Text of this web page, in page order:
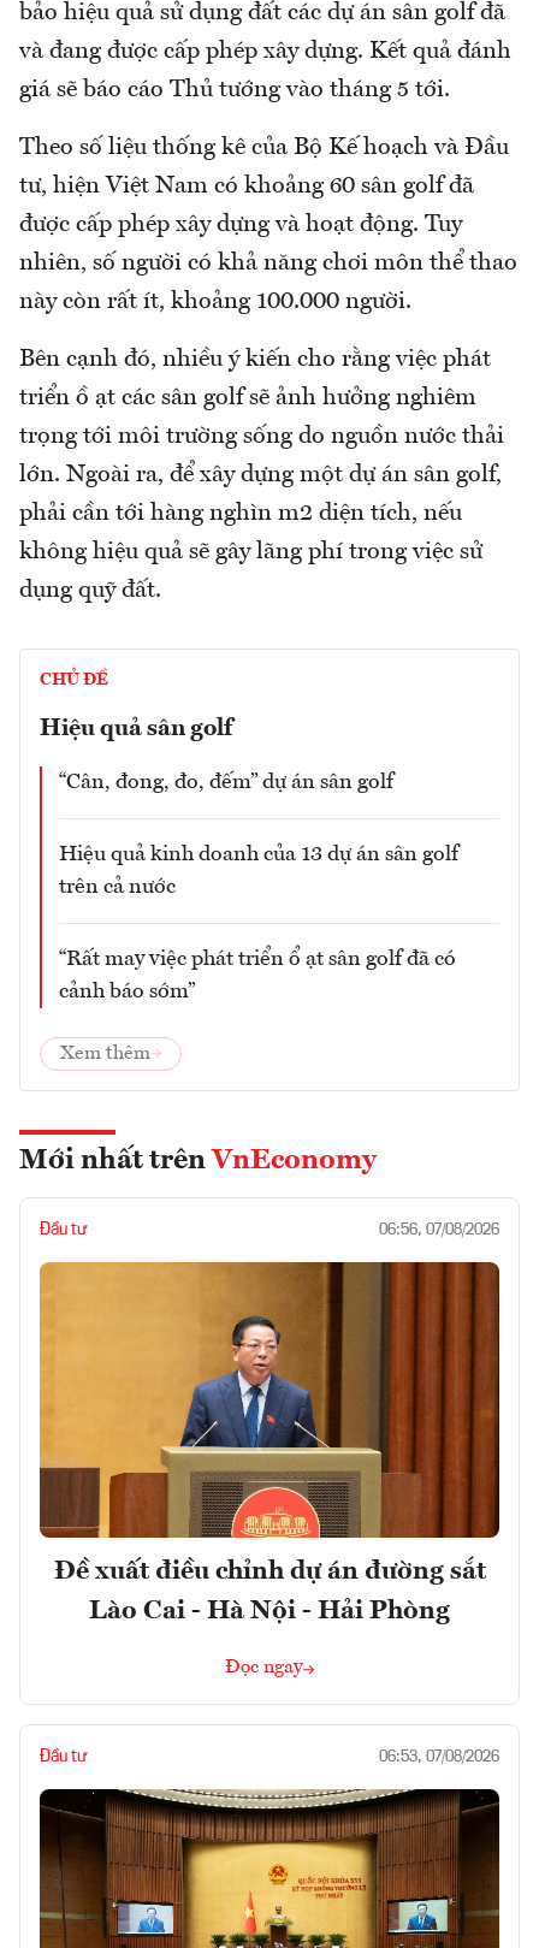
bảo hiệu quả sử dụng đất các dự án sân golf đã
và đang được cấp phép xây dựng. Kết quả đánh
giá sẽ báo cáo Thủ tướng vào tháng 5 tới.
Theo số liệu thống kê của Bộ Kế hoạch và Đầu
tư, hiện Việt Nam có khoảng 60 sân golf đã
được cấp phép xây dựng và hoạt động. Tuy
nhiên, số người có khả năng chơi môn thể thao
này còn rất ít, khoảng 100.000 người.
Bên cạnh đó, nhiều ý kiến cho rằng việc phát
triển ồ ạt các sân golf sẽ ảnh hưởng nghiêm
trọng tới môi trường sống do nguồn nước thải
lớn. Ngoài ra, để xây dựng một dự án sân golf,
phải cần tới hàng nghìn m2 diện tích, nếu
không hiệu quả sẽ gây lãng phí trong việc sử
dụng quỹ đất.
CHỦ ĐỀ
Hiệu quả sân golf
“Cân, đong, đo, đếm” dự án sân golf
Hiệu quả kinh doanh của 13 dự án sân golf
trên cả nước
“Rất may việc phát triển ổ ạt sân golf đã có
cảnh báo sớm”
Xem thêm
Mới nhất trên VnEconomy
Đầu tư 06:56, 07/08/2026
Đề xuất điều chỉnh dự án đường sắt
Lào Cai - Hà Nội - Hải Phòng
Đọc ngay
Đầu tư 06:53, 07/08/2026